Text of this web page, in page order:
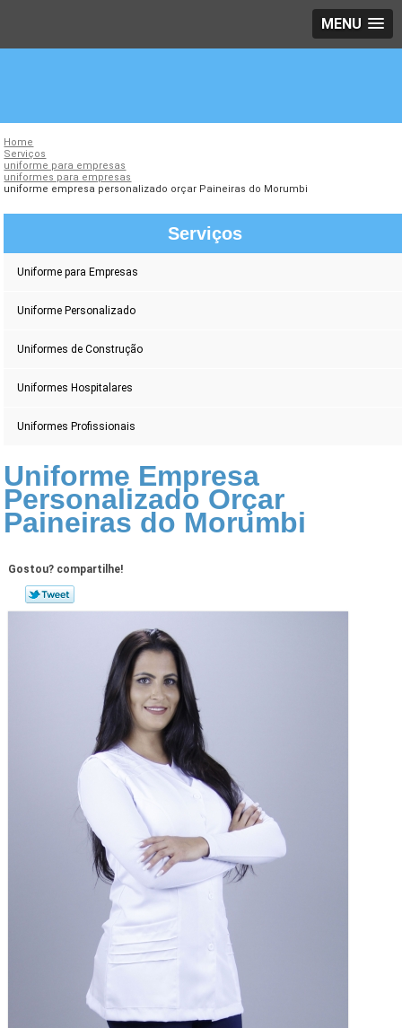
MENU
Home
Serviços
uniforme para empresas
uniformes para empresas
uniforme empresa personalizado orçar Paineiras do Morumbi
Serviços
Uniforme para Empresas
Uniforme Personalizado
Uniformes de Construção
Uniformes Hospitalares
Uniformes Profissionais
Uniforme Empresa
Personalizado Orçar
Paineiras do Morumbi
Gostou? compartilhe!